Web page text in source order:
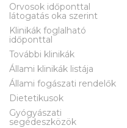
Orvosok időponttal
látogatás oka szerint
Klinikák foglalható
időponttal
További klinikák
Állami klinikák listája
Állami fogászati rendelők
Dietetikusok
Gyógyászati
segédeszközök